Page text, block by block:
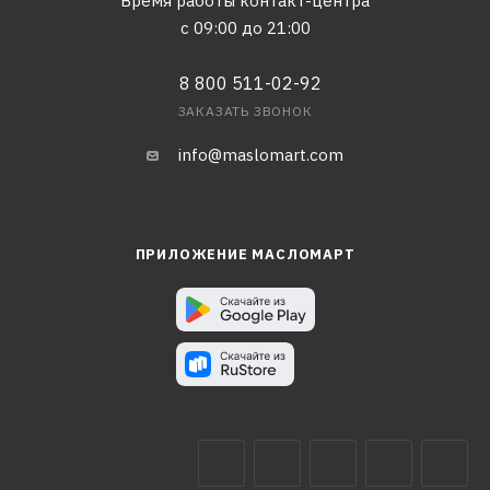
с 09:00 до 21:00
8 800 511-02-92
ЗАКАЗАТЬ ЗВОНОК
info@maslomart.com
ПРИЛОЖЕНИЕ МАСЛОМАРТ